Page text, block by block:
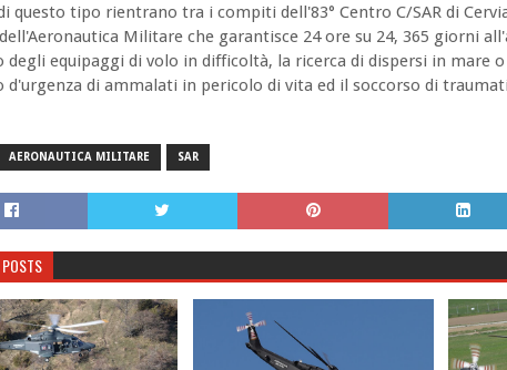
questo tipo rientrano tra i compiti dell'83° Centro C/SAR di
Militare che garantisce 24 ore su 24, 365 giorni
degli equipaggi di volo in difficoltà, la ricerca di dispersi in mare
d'urgenza di ammalati in pericolo di vita ed il soccorso di
AERONAUTICA MILITARE SAR